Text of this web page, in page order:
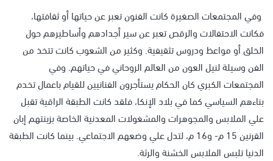
وفي المجتمعات الصغيرة كانت الفنون تعبر عن حياتها أو ثقافتها،
فكانت الاحتفالات والرقص تعبر عن سير أجدادهم وأساطيرهم حول
الخلق أو مواعظ ودروس تثقيفية. وكثير من الشعوب كانت تتخذ من
الفن وسيلة لنيل العون من العالم الروحاني في حياتهم. وفي
المجتمعات الكبري كان الحكام يستأجرون الفنانيين للقيام باعمال تخدم
بناءهم السياسي كما في بلاد الإنكا، فلقد كانت الطبقة الراقية تقبل
علي الملابس والمجوهرات والمشغولات المعدنية الخاصة بزينتهم إبان
القرنين 15 م- و16 م، لتدل علي وضعهم الاجتماعي. بينما كانت الطبقة
الدنيا تلبس الملابس الخشنة والرثة.